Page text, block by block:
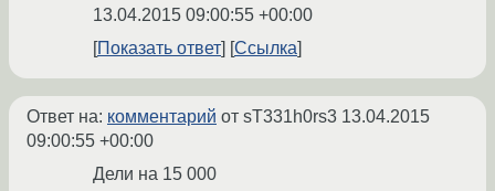
13.04.2015 09:00:55 +00:00
Показать ответ
Ссылка
Ответ на: комментарий от sT331h0rs3 13.04.2015
09:00:55 +00:00
Дели на 15 000